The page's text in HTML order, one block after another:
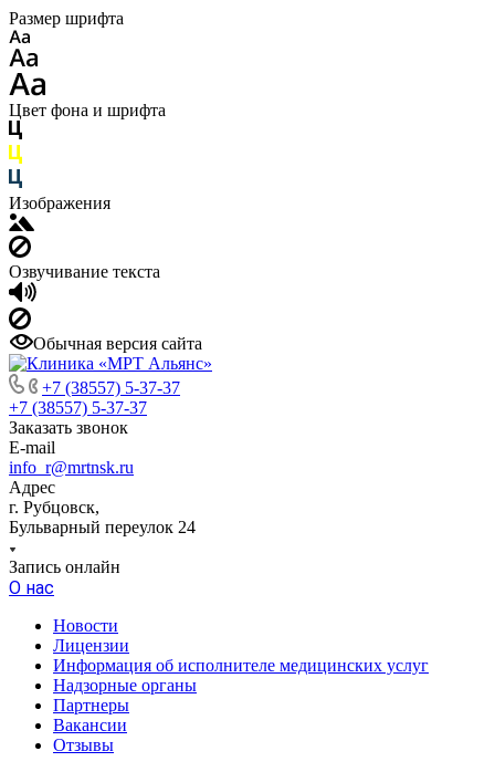
Размер шрифта
Цвет фона и шрифта
Изображения
Озвучивание текста
Обычная версия сайта
+7 (38557) 5-37-37
+7 (38557) 5-37-37
Заказать звонок
E-mail
info_r@mrtnsk.ru
Адрес
г. Рубцовск,
Бульварный переулок 24
Запись онлайн
О нас
Новости
Лицензии
Информация об исполнителе медицинских услуг
Надзорные органы
Партнеры
Вакансии
Отзывы